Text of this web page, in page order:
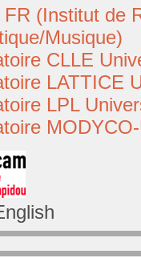
FR (Institut de
Musique)
CLLE
LATTICE
LPL